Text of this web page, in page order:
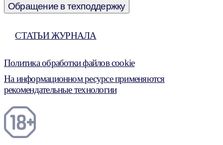
Обращение в техподдержку
СТАТЬИ ЖУРНАЛА
Политика обработки файлов cookie
На информационном ресурсе применяются
рекомендательные технологии